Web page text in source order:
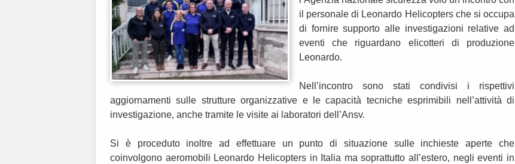
il personale di Leonardo Helicopters che si occupa
di fornire supporto alle investigazioni relative ad
eventi che riguardano elicotteri di produzione
Leonardo.
Nell’incontro sono stati condivisi i rispettivi
aggiornamenti sulle strutture organizzative e le capacità tecniche esprimibili nell’attività di
investigazione, anche tramite le visite ai laboratori dell’Ansv.
Si è proceduto inoltre ad effettuare un punto di situazione sulle inchieste aperte che
coinvolgono aeromobili Leonardo Helicopters in Italia ma soprattutto all’estero, negli eventi in